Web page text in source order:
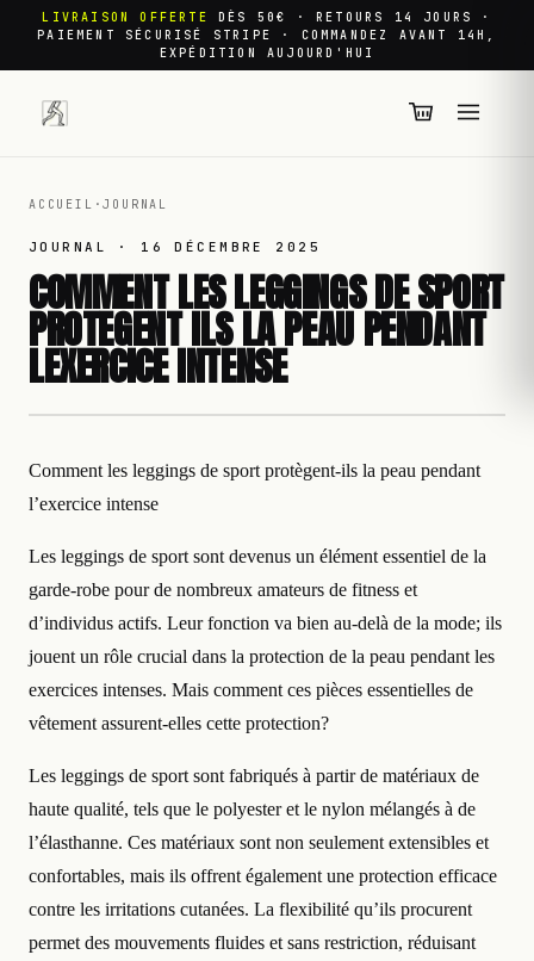
LIVRAISON OFFERTE
DÈS 50€ · RETOURS 14 JOURS ·
PAIEMENT SÉCURISÉ STRIPE · COMMANDEZ AVANT 14H,
EXPÉDITION AUJOURD'HUI
ACCUEIL ·JOURNAL
JOURNAL · 16 DÉCEMBRE 2025
COMMENT LES LEGGINGS DE SPORT
PROTEGENT ILS LA PEAU PENDANT
LEXERCICE INTENSE
Comment les leggings de sport protègent-ils la peau pendant
l’exercice intense
Les leggings de sport sont devenus un élément essentiel de la
garde-robe pour de nombreux amateurs de fitness et
d’individus actifs. Leur fonction va bien au-delà de la mode; ils
jouent un rôle crucial dans la protection de la peau pendant les
exercices intenses. Mais comment ces pièces essentielles de
vêtement assurent-elles cette protection?
Les leggings de sport sont fabriqués à partir de matériaux de
haute qualité, tels que le polyester et le nylon mélangés à de
l’élasthanne. Ces matériaux sont non seulement extensibles et
confortables, mais ils offrent également une protection efficace
contre les irritations cutanées. La flexibilité qu’ils procurent
permet des mouvements fluides et sans restriction, réduisant